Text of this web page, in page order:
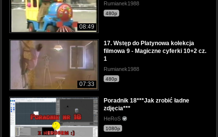
08:49
Rumianek1988
480p
07:33
17. Wstęp do Platynowa kolekcja
filmowa 9 - Magiczne cyferki 10+2 cz.
1
Rumianek1988
480p
Poradnik 18***Jak zrobić ładne
zdjęcia***
HeRoS
1080p